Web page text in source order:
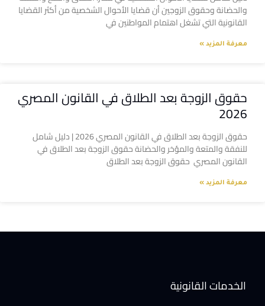
والحضانة وحقوق الزوجين أن قضايا الأحوال الشخصية من أكثر القضايا
القانونية التي تشغل اهتمام المواطنين في
معرفة المزيد »
حقوق الزوجة بعد الطلاق في القانون المصري
2026
حقوق الزوجة بعد الطلاق في القانون المصري 2026 | دليل شامل
للنفقة والمتعة والمؤخر والحضانة حقوق الزوجة بعد الطلاق في
القانون المصري حقوق الزوجة بعد الطلاق
معرفة المزيد »
الخدمات القانونية